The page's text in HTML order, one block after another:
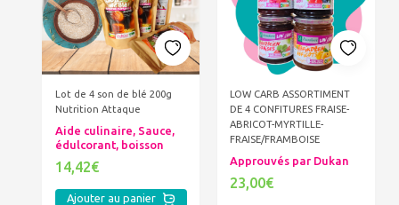
Lot de 4 son de blé 200g
Nutrition Attaque
Aide culinaire, Sauce,
édulcorant, boisson
14,42€
Ajouter au panier
LOW CARB ASSORTIMENT
DE 4 CONFITURES FRAISE-
ABRICOT-MYRTILLE-
FRAISE/FRAMBOISE
Approuvés par Dukan
23,00€